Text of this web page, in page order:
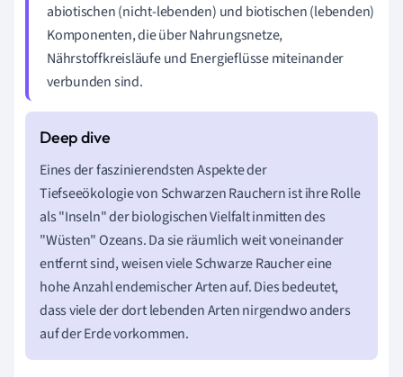
abiotischen (nicht-lebenden) und biotischen (lebenden)
Komponenten, die über Nahrungsnetze,
Nährstoffkreisläufe und Energieflüsse miteinander
verbunden sind.
Eines der faszinierendsten Aspekte der
Tiefseeökologie von Schwarzen Rauchern ist ihre Rolle
als "Inseln" der biologischen Vielfalt inmitten des
"Wüsten" Ozeans. Da sie räumlich weit voneinander
entfernt sind, weisen viele Schwarze Raucher eine
hohe Anzahl endemischer Arten auf. Dies bedeutet,
dass viele der dort lebenden Arten nirgendwo anders
auf der Erde vorkommen.